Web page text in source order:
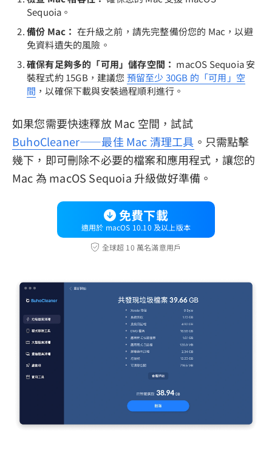
Sequoia。
備份 Mac： 在升級之前，請先完整備份您的 Mac，以避
免資料遺失的風險。
確保有足夠多的「可用」儲存空間： macOS Sequoia 安
裝程式約 15GB，建議您 預留至少 30GB 的「可用」空
間 ，以確保下載與安裝過程順利進行。
如果您需要快速釋放 Mac 空間，試試
BuhoCleaner——最佳 Mac 清理工具 。只需點擊
幾下，即可刪除不必要的檔案和應用程式，讓您的
Mac 為 macOS Sequoia 升級做好準備。
免費下載
適用於 macOS 10.10 及以上版本
全球超 10 萬名滿意用戶